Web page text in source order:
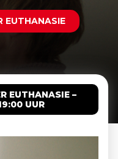
EUTHANASIE
EUTHANASIE –
UUR